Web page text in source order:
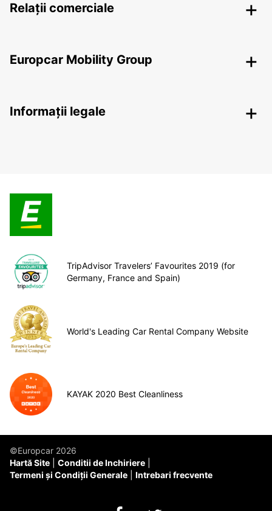
Relații comerciale
Europcar Mobility Group
Informații legale
TripAdvisor Travelers’ Favourites 2019 (for
Germany, France and Spain)
World's Leading Car Rental Company Website
KAYAK 2020 Best Cleanliness
©Europcar 2026
Hartă Site
Conditii de Inchiriere
Termeni și Condiții Generale
Intrebari frecvente